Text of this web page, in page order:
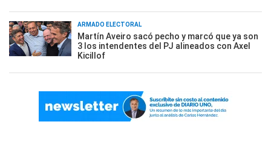
ARMADO ELECTORAL
Martín Aveiro sacó pecho y marcó que ya son
3 los intendentes del PJ alineados con Axel
Kicillof